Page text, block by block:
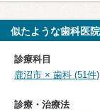
似たような歯科医
診療科目
鹿沼市 × 歯科 (51件)
診療・治療法